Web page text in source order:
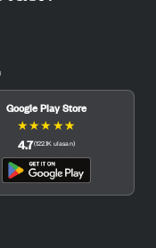
Google Play Store
★★★ ★★
4.7(122.1K ulasan)